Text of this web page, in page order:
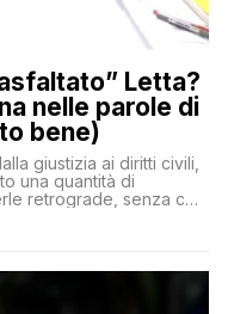
Letta?
nelle parole di
bene)
giustizia ai diritti civili,
una quantità di
retrograde, senza che
abbia fatto notare